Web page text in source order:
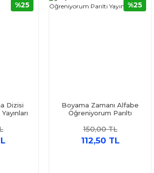
Dizisi
%25
Boyama Zamanı Alfabe
Öğreniyorum Parıltı
150,00 TL
112,50 TL
%25